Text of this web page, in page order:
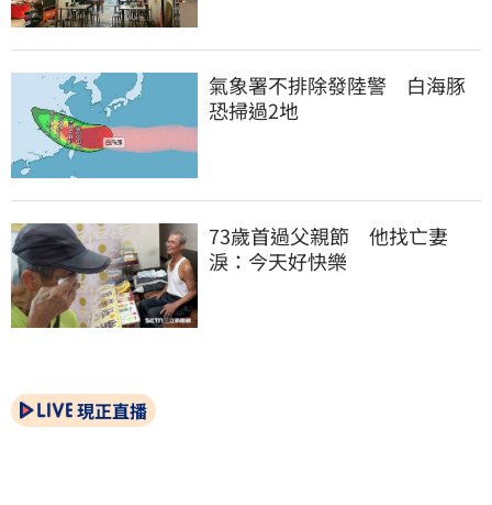
氣象署不排除發陸警　白海豚
恐掃過2地
73歲首過父親節　他找亡妻
淚：今天好快樂
現正直播